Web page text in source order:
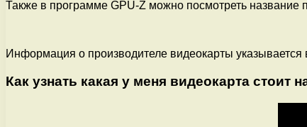
Также в программе GPU-Z можно посмотреть название
Информация о производителе видеокарты указывается
Как узнать какая у меня видеокарта стоит